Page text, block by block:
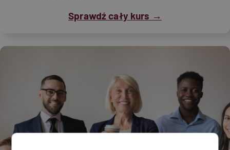
Sprawdź cały kurs →